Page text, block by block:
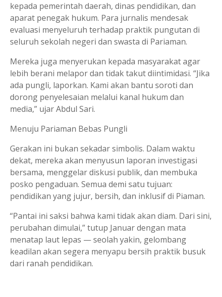
kepada pemerintah daerah, dinas pendidikan, dan
aparat penegak hukum. Para jurnalis mendesak
evaluasi menyeluruh terhadap praktik pungutan di
seluruh sekolah negeri dan swasta di Pariaman.
Mereka juga menyerukan kepada masyarakat agar
lebih berani melapor dan tidak takut diintimidasi. “Jika
ada pungli, laporkan. Kami akan bantu soroti dan
dorong penyelesaian melalui kanal hukum dan
media,” ujar Abdul Sari.
Menuju Pariaman Bebas Pungli
Gerakan ini bukan sekadar simbolis. Dalam waktu
dekat, mereka akan menyusun laporan investigasi
bersama, menggelar diskusi publik, dan membuka
posko pengaduan. Semua demi satu tujuan:
pendidikan yang jujur, bersih, dan inklusif di Piaman.
“Pantai ini saksi bahwa kami tidak akan diam. Dari sini,
perubahan dimulai,” tutup Januar dengan mata
menatap laut lepas — seolah yakin, gelombang
keadilan akan segera menyapu bersih praktik busuk
dari ranah pendidikan.